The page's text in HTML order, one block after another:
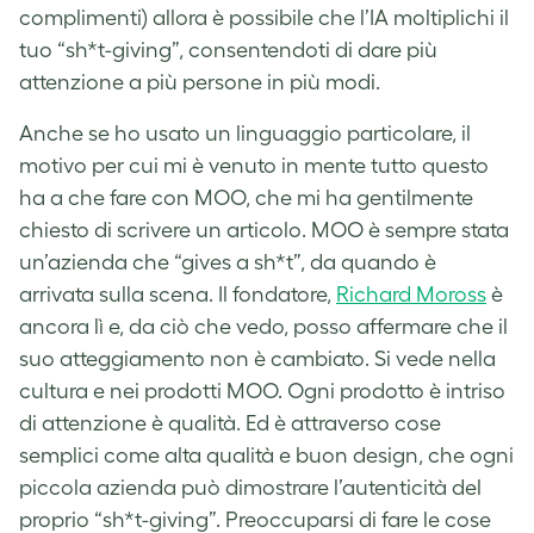
complimenti) allora è possibile che l’IA moltiplichi il
tuo “sh*t-giving”, consentendoti di dare più
attenzione a più persone in più modi.
Anche se ho usato un linguaggio particolare, il
motivo per cui mi è venuto in mente tutto questo
ha a che fare con MOO, che mi ha gentilmente
chiesto di scrivere un articolo. MOO è sempre stata
un’azienda che “gives a sh*t”, da quando è
arrivata sulla scena. Il fondatore, Richard Moross è
ancora lì e, da ciò che vedo, posso affermare che il
suo atteggiamento non è cambiato. Si vede nella
cultura e nei prodotti MOO. Ogni prodotto è intriso
di attenzione è qualità. Ed è attraverso cose
semplici come alta qualità e buon design, che ogni
piccola azienda può dimostrare l’autenticità del
proprio “sh*t-giving”. Preoccuparsi di fare le cose